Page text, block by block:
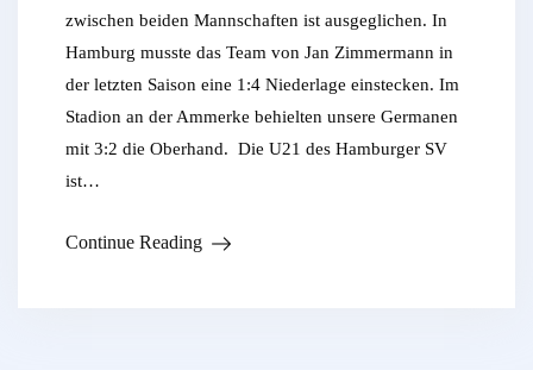
zwischen beiden Mannschaften ist ausgeglichen. In
Hamburg musste das Team von Jan Zimmermann in
der letzten Saison eine 1:4 Niederlage einstecken. Im
Stadion an der Ammerke behielten unsere Germanen
mit 3:2 die Oberhand. Die U21 des Hamburger SV
ist…
Continue Reading